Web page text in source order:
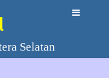
Selatan